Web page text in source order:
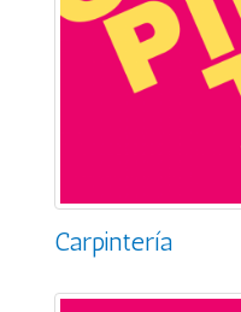
Carpintería